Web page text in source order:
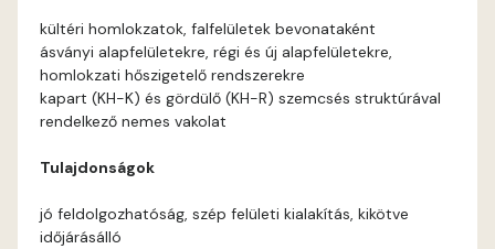
Basalt A
Basalt B
kültéri homlokzatok, falfelületek bevonataként
ásványi alapfelületekre, régi és új alapfelületekre,
homlokzati hőszigetelő rendszerekre
kapart (KH-K) és gördülő (KH-R) szemcsés struktúrával
rendelkező nemes vakolat
Tulajdonságok
jó feldolgozhatóság, szép felületi kialakítás, kikötve
időjárásálló